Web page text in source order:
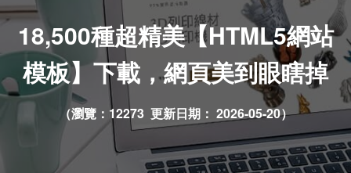
18,500種超精美【HTML5網站
模板】下載，網頁美到眼瞎掉
（瀏覽：12273 更新日期： 2026-05-20）